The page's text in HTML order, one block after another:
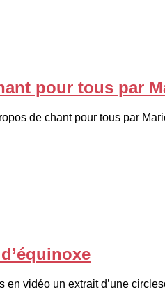
pour tous par
de chant pour tous par
vidéo un extrait d’une